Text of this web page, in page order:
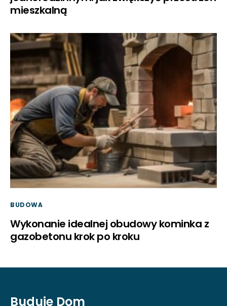
mieszkalną
BUDOWA
Wykonanie idealnej obudowy kominka z
gazobetonu krok po kroku
Buduje Dom